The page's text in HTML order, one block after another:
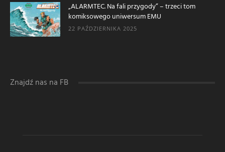
„ALARMTEC. Na fali przygody” – trzeci tom
komiksowego uniwersum EMU
22 PAŹDZIERNIKA 2025
Znajdź nas na FB